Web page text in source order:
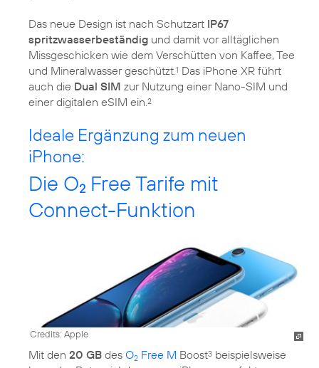
Das neue Design ist nach Schutzart IP67
spritzwasserbeständig und damit vor alltäglichen
Missgeschicken wie dem Verschütten von Kaffee, Tee
und Mineralwasser geschützt. 1 Das iPhone XR führt
auch die Dual SIM zur Nutzung einer Nano-SIM und
einer digitalen eSIM ein. 2
Ideale Ergänzung zum neuen
iPhone:
Die O2 Free Tarife mit
Connect-Funktion
Credits: Apple
Mit den 20 GB des O2 Free M Boost3 beispielsweise